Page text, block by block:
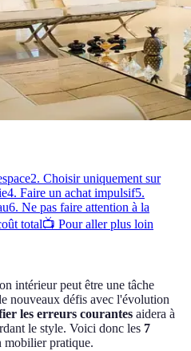
2. Choisir uniquement sur
4. Faire un achat impulsif5.
6. Ne pas faire attention à la
total📺 Pour aller plus loin
intérieur peut être une tâche
nouveaux défis avec l'évolution
les erreurs courantes aidera à
le style. Voici donc les 7
mobilier pratique.